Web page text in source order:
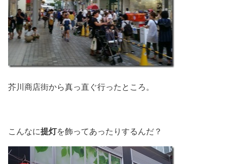
芥川商店街から真っ直ぐ行ったところ。
こんなに提灯を飾ってあったりするんだ？